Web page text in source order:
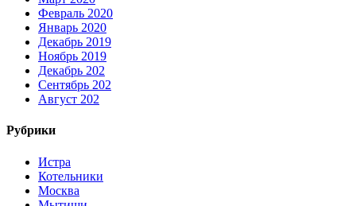
Февраль 2020
Январь 2020
Декабрь 2019
Ноябрь 2019
Декабрь 202
Сентябрь 202
Август 202
Рубрики
Истра
Котельники
Москва